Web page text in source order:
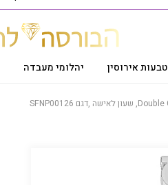
טבעות אירוסין יהלומי מעבדה